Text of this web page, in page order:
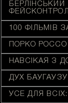
БЕРЛІНСЬКИЙ
100 ФІЛЬМІВ
ПОРКО РОССО
НАВСІКАЯ З
ДУХ БАУГАУЗУ
УСЕ ДЛЯ ВСІХ: